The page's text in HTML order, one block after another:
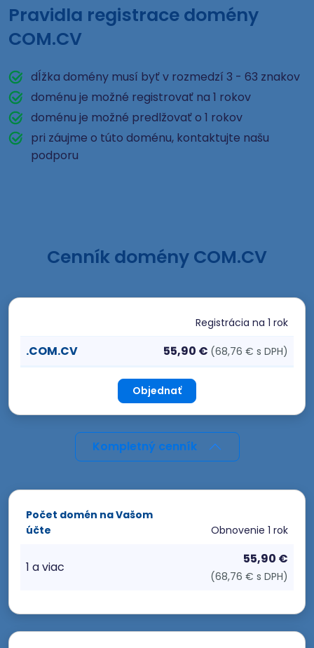
Pravidla registrace domény
COM.CV
dĺžka domény musí byť v rozmedzí 3 - 63 znakov
doménu je možné registrovať na 1 rokov
doménu je možné predlžovať o 1 rokov
pri záujme o túto doménu, kontaktujte našu
podporu
Cenník domény COM.CV
Registrácia na 1 rok
.COM.CV 55,90 € (68,76 € s DPH)
Objednať
Kompletný cenník
Počet domén na Vašom
účte
Obnovenie 1 rok
1 a viac
55,90 €
(68,76 € s DPH)